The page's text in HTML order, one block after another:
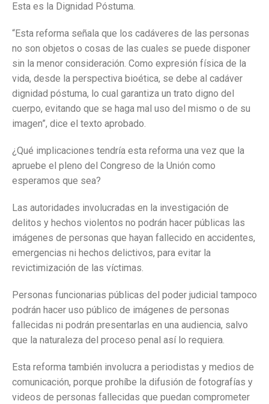
Esta es la Dignidad Póstuma.
“Esta reforma señala que los cadáveres de las personas
no son objetos o cosas de las cuales se puede disponer
sin la menor consideración. Como expresión física de la
vida, desde la perspectiva bioética, se debe al cadáver
dignidad póstuma, lo cual garantiza un trato digno del
cuerpo, evitando que se haga mal uso del mismo o de su
imagen”, dice el texto aprobado.
¿Qué implicaciones tendría esta reforma una vez que la
apruebe el pleno del Congreso de la Unión como
esperamos que sea?
Las autoridades involucradas en la investigación de
delitos y hechos violentos no podrán hacer públicas las
imágenes de personas que hayan fallecido en accidentes,
emergencias ni hechos delictivos, para evitar la
revictimización de las víctimas.
Personas funcionarias públicas del poder judicial tampoco
podrán hacer uso público de imágenes de personas
fallecidas ni podrán presentarlas en una audiencia, salvo
que la naturaleza del proceso penal así lo requiera.
Esta reforma también involucra a periodistas y medios de
comunicación, porque prohíbe la difusión de fotografías y
videos de personas fallecidas que puedan comprometer